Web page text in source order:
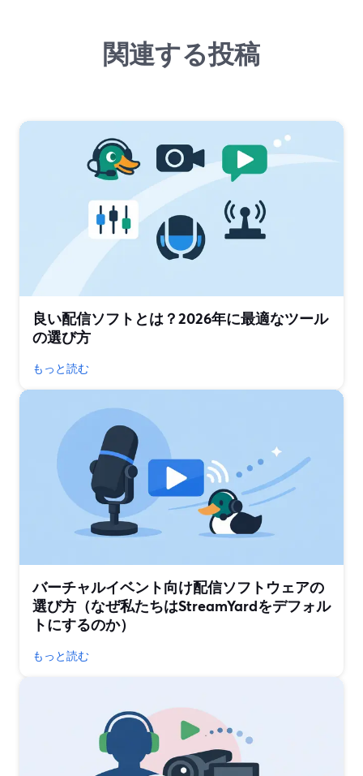
関連する投稿
良い配信ソフトとは？2026年に最適なツール
の選び方
もっと読む
バーチャルイベント向け配信ソフトウェアの
選び方（なぜ私たちはStreamYardをデフォル
トにするのか）
もっと読む